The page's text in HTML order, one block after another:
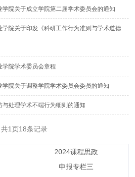
学院关于成立学院第二届学术委员会的通知
学院关于印发《科研工作行为准则与学术道德
学院学术委员会章程
学院关于调整学院学术委员会委员的通知
与处理学术不端行为细则的通知
共1页18条记录
2024课程思政
申报专栏三